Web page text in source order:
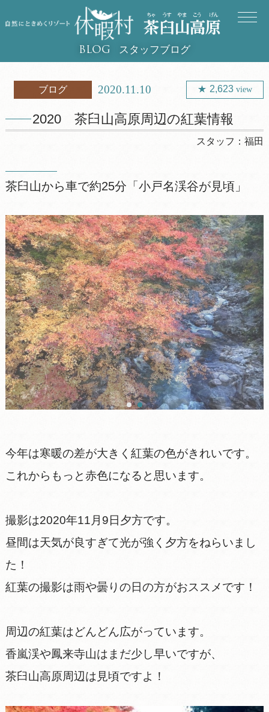
BLOG スタッフブログ
ブログ 2020.11.10 2,623view
2020 茶臼山高原周辺の紅葉情報
スタッフ：福田
茶臼山から車で約25分「小戸名渓谷が見頃」
今年は寒暖の差が大きく紅葉の色がきれいです。
これからもっと赤色になると思います。
撮影は2020年11月9日夕方です。
昼間は天気が良すぎて光が強く夕方をねらいまし
た！
紅葉の撮影は雨や曇りの日の方がおススメです！
周辺の紅葉はどんどん広がっています。
香嵐渓や鳳来寺山はまだ少し早いですが、
茶臼山高原周辺は見頃ですよ！